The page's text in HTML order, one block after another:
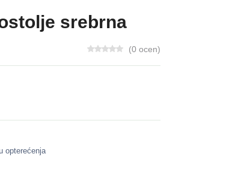
srebrna
(0 ocen)
opterećenja